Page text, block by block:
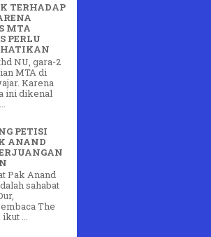
TERHADAP
MTA
PERLU
NU, gara-2
MTA di
Karena
ini dikenal
PETISI
ANAND
Pak Anand
sahabat
The
...